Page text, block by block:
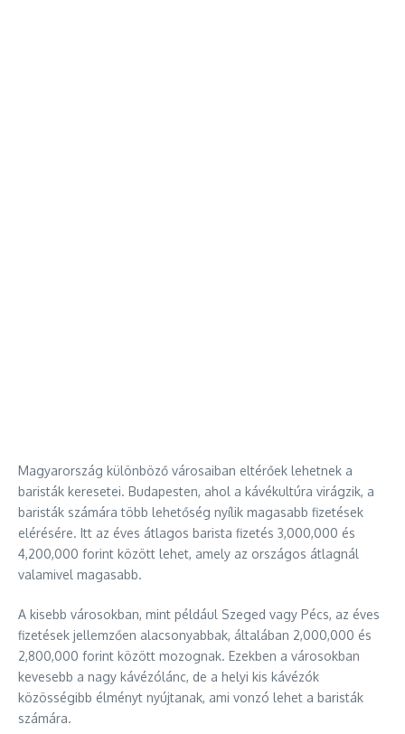
Magyarország különböző városaiban eltérőek lehetnek a
baristák keresetei. Budapesten, ahol a kávékultúra virágzik, a
baristák számára több lehetőség nyílik magasabb fizetések
elérésére. Itt az éves átlagos barista fizetés 3,000,000 és
4,200,000 forint között lehet, amely az országos átlagnál
valamivel magasabb.
A kisebb városokban, mint például Szeged vagy Pécs, az éves
fizetések jellemzően alacsonyabbak, általában 2,000,000 és
2,800,000 forint között mozognak. Ezekben a városokban
kevesebb a nagy kávézólánc, de a helyi kis kávézók
közösségibb élményt nyújtanak, ami vonzó lehet a baristák
számára.